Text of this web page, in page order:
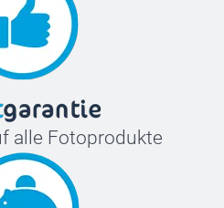
alle Fotoprodukte